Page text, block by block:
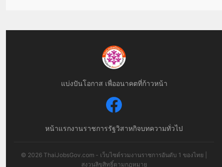
แบ่งปันโอกาส เพื่ออนาคตที่ก้าวหน้า
หน้าแรกงานราชการรัฐวิสาหกิจบทความทั่วไป
© 2026 ThaiJobsGov.com - เว็บไซต์รวมงานราชการอันดับ 1 ของไทย |
สงวนลิขสิทธิ์ตามกฎหมาย